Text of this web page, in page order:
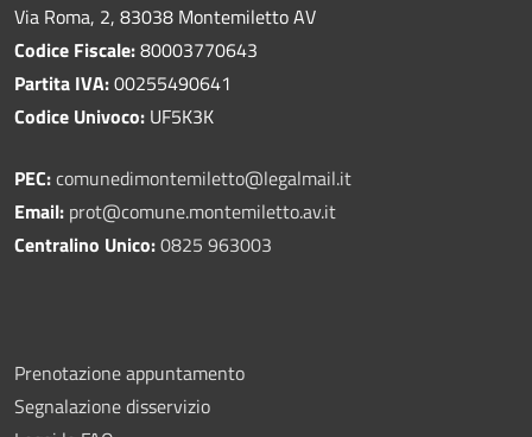
Via Roma, 2, 83038 Montemiletto AV
Codice Fiscale:80003770643
Partita IVA:00255490641
Codice Univoco: UF5K3K
PEC:comunedimontemiletto@legalmail.it
Email: prot@comune.montemiletto.av.it
Centralino Unico:0825 963003
Prenotazione appuntamento
Segnalazione disservizio